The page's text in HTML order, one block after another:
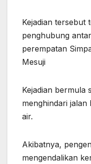
Kejadian tersebut
penghubung
perempatan
Mesuji
Kejadian bermula
menghindari
air.
Akibatnya,
mengendalikan